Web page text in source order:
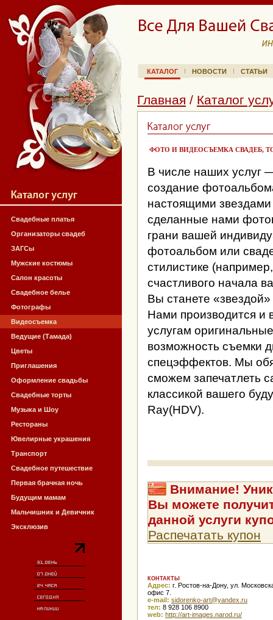
Свадебные платья
Организаторы свадеб
ЗАГСы
Мужские костюмы
Салон красоты
Свадебное белье
Фотографы
Видеосъемка
Ведущие (Тамада)
Цветы
Приглашения
Оформление свадьбы
Свадебные торты
Музыка и Шоу
Рестораны
Ювелирные украшения
Транспорт
Свадебное путешествие
Первая брачная ночь
Будущим мамам
Мальчишник и Девичник
Эксклюзив
КАТАЛОГ НОВОСТИ СТАТЬИ
Главная / Каталог
ФОТО И ВИДЕОСЪЕМКА СВАДЕБ,
В числе наших услуг
создание
настоящими
сделанные нами
грани вашей
фотоальбом или
стилистике
счастливого начала
Вы станете
Нами производится и
услугам
возможность съемки
спецэффектов. Мы
сможем запечатлеть
классикой вашего
Ray(HDV).
Внимание!
Вы можете
данной услуги
Распечатать купон
КОНТАКТЫ
Адрес: г. Ростов-на-Дону, ул.
офис 7.
e-mail: ur.xednay@tra-oknerodis
тел: 8 928 106 8900
web: http://art-images.narod.ru/